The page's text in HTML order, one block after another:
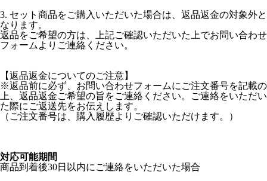
3. セット商品をご購入いただいた場合は、返品返金の対象外と
なります。
返品をご希望の方は、上記ご確認いただいた上でお問い合わせ
フォームよりご連絡ください。
【返品返金についてのご注意】
※返品前に必ず、お問い合わせフォームにご注文番号を記載の
上、返品返金ご希望の旨をご連絡ください。ご連絡をいただい
た際にご返送先をお伝えします。
（ご注文番号は、購入履歴よりご確認いただけます。）
対応可能期間
商品到着後30日以内にご連絡をいただいた場合